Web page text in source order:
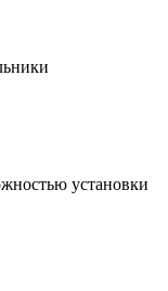
установки